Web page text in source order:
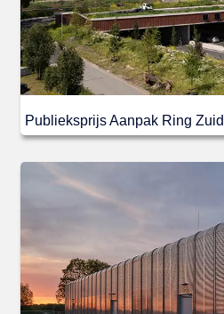
Publieksprijs Aanpak Ring Zuid